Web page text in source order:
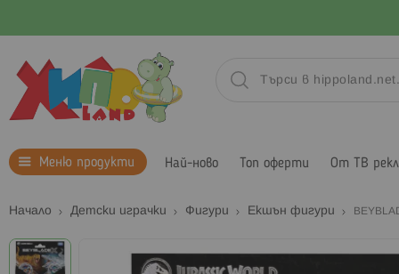
Меню продукти Най-ново Топ оферти От ТВ
Начало Детски играчки Фигури Екшън фигури
Преминете
към